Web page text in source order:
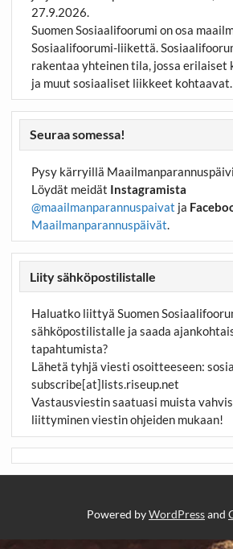
27.9.2026.
Suomen Sosiaalifoorumi on osa
Sosiaalifoorumi-liikettä.
rakentaa yhteinen tila, jossa erilaiset
ja muut sosiaaliset liikkeet kohtaavat.
Seuraa somessa!
Pysy kärryillä
Löydät meidät Instagramista
@maailmanparannuspaivat ja
Maailmanparannuspäivät.
Liity sähköpostilistalle
Haluatko liittyä Suomen
sähköpostilistalle ja saada
tapahtumista?
Lähetä tyhjä viesti osoitteeseen:
subscribe[at]lists.riseup.net
Vastausviestin saatuasi muista
liittyminen viestin ohjeiden mukaan!
Powered byWordPressand